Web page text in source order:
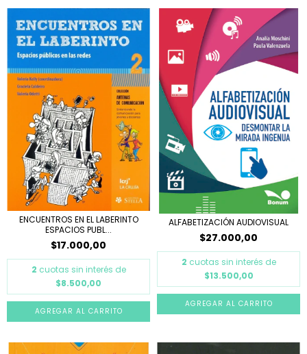
ENCUENTROS EN EL LABERINTO
ESPACIOS PUBL...
$17.000,00
2 cuotas sin interés de
$8.500,00
ALFABETIZACIÓN AUDIOVISUAL
$27.000,00
2 cuotas sin interés de
$13.500,00